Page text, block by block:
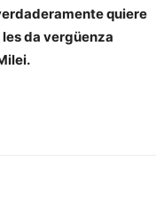
quiere
da vergüenza